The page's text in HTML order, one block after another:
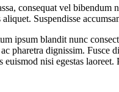
consequat vel
Suspendisse
ipsum blandit nunc
pharetra dignissim.
nisi egestas